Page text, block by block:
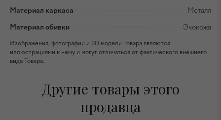
Материал каркаса Металл
Материал обивки Экокожа
Изображения, фотографии и 3D модели Товара являются
иллюстрациями к нему и могут отличаться от фактического внешнего
вида Товара.
Другие товары этого
продавца